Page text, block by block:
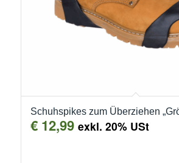
Schuhspikes zum Überziehen
€12,99 exkl. 20% USt